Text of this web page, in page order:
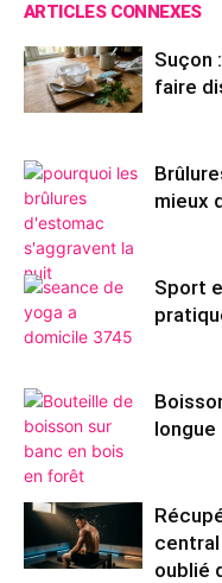
ARTICLES CONNEXES
Suçon
faire
mieux
Sport
oublié